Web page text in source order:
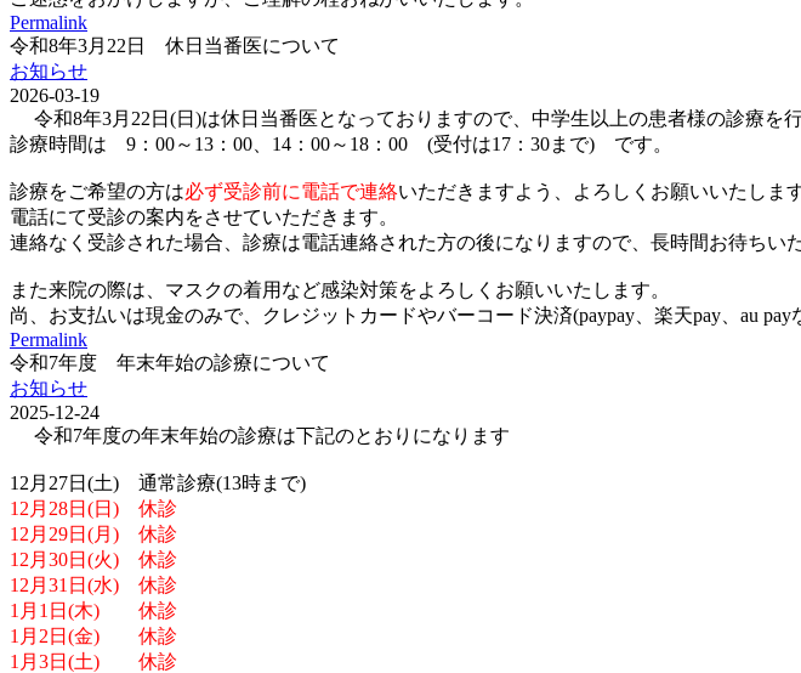
Permalink
令和8年3月22日 休日当番医について
お知らせ
2026-03-19
令和8年3月22日(日)は休日当番医となっておりますので、中学生以上の患者様の診療を行
診療時間は 9：00～13：00、14：00～18：00 (受付は17：30まで) です。
診療をご希望の方は必ず受診前に電話で連絡いただきますよう、よろしくお願いいたします
電話にて受診の案内をさせていただきます。
連絡なく受診された場合、診療は電話連絡された方の後になりますので、長時間お待ちい
また来院の際は、マスクの着用など感染対策をよろしくお願いいたします。
尚、お支払いは現金のみで、クレジットカードやバーコード決済(paypay、楽天pay、au
Permalink
令和7年度 年末年始の診療について
お知らせ
2025-12-24
令和7年度の年末年始の診療は下記のとおりになります
12月27日(土) 通常診療(13時まで)
12月28日(日) 休診
12月29日(月) 休診
12月30日(火) 休診
12月31日(水) 休診
1月1日(木) 休診
1月2日(金) 休診
1月3日(土) 休診